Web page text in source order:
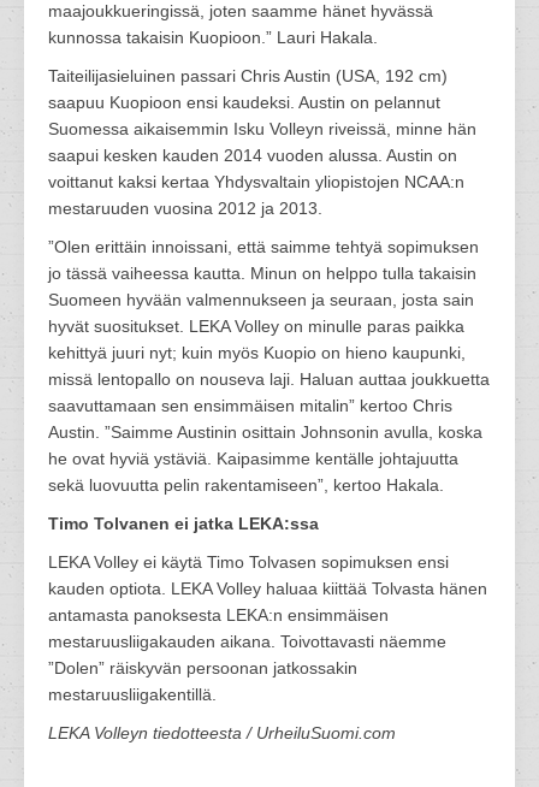
maajoukkueringissä, joten saamme hänet hyvässä
kunnossa takaisin Kuopioon.” Lauri Hakala.
Taiteilijasieluinen passari Chris Austin (USA, 192 cm)
saapuu Kuopioon ensi kaudeksi. Austin on pelannut
Suomessa aikaisemmin Isku Volleyn riveissä, minne hän
saapui kesken kauden 2014 vuoden alussa. Austin on
voittanut kaksi kertaa Yhdysvaltain yliopistojen NCAA:n
mestaruuden vuosina 2012 ja 2013.
”Olen erittäin innoissani, että saimme tehtyä sopimuksen
jo tässä vaiheessa kautta. Minun on helppo tulla takaisin
Suomeen hyvään valmennukseen ja seuraan, josta sain
hyvät suositukset. LEKA Volley on minulle paras paikka
kehittyä juuri nyt; kuin myös Kuopio on hieno kaupunki,
missä lentopallo on nouseva laji. Haluan auttaa joukkuetta
saavuttamaan sen ensimmäisen mitalin” kertoo Chris
Austin. ”Saimme Austinin osittain Johnsonin avulla, koska
he ovat hyviä ystäviä. Kaipasimme kentälle johtajuutta
sekä luovuutta pelin rakentamiseen”, kertoo Hakala.
Timo Tolvanen ei jatka LEKA:ssa
LEKA Volley ei käytä Timo Tolvasen sopimuksen ensi
kauden optiota. LEKA Volley haluaa kiittää Tolvasta hänen
antamasta panoksesta LEKA:n ensimmäisen
mestaruusliigakauden aikana. Toivottavasti näemme
”Dolen” räiskyvän persoonan jatkossakin
mestaruusliigakentillä.
LEKA Volleyn tiedotteesta / UrheiluSuomi.com